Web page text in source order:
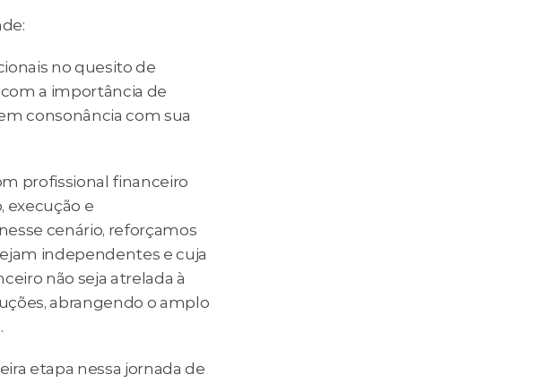
a importância de
consonância com sua
profissional financeiro
execução e
cenário, reforçamos
independentes e cuja
não seja atrelada à
abrangendo o amplo
etapa nessa jornada de